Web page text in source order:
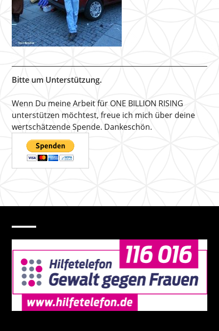
Bitte um Unterstützung.
Wenn Du meine Arbeit für ONE BILLION RISING
unterstützen möchtest, freue ich mich über deine
wertschätzende Spende. Dankeschön.